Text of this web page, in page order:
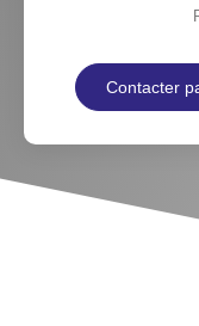
Contacter